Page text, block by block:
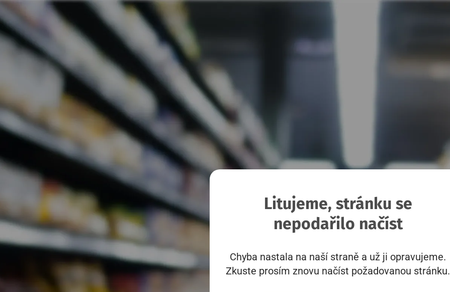
Litujeme, stránku se
nepodařilo načíst
Chyba nastala na naší straně a už ji opravujeme.
Zkuste prosím znovu načíst požadovanou stránku.